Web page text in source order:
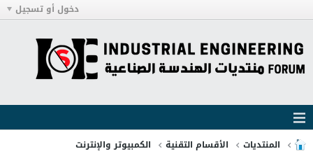
دخول أو تسجيل
المنتديات الأقسام التقنية الكمبيوتر والإنترنت